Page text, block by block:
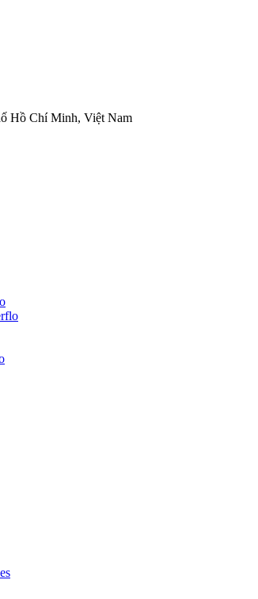
Hồ Chí Minh, Việt Nam